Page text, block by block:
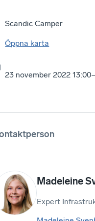
Scandic Camper
Öppna karta
23 november 2022
Madeleine
Expert